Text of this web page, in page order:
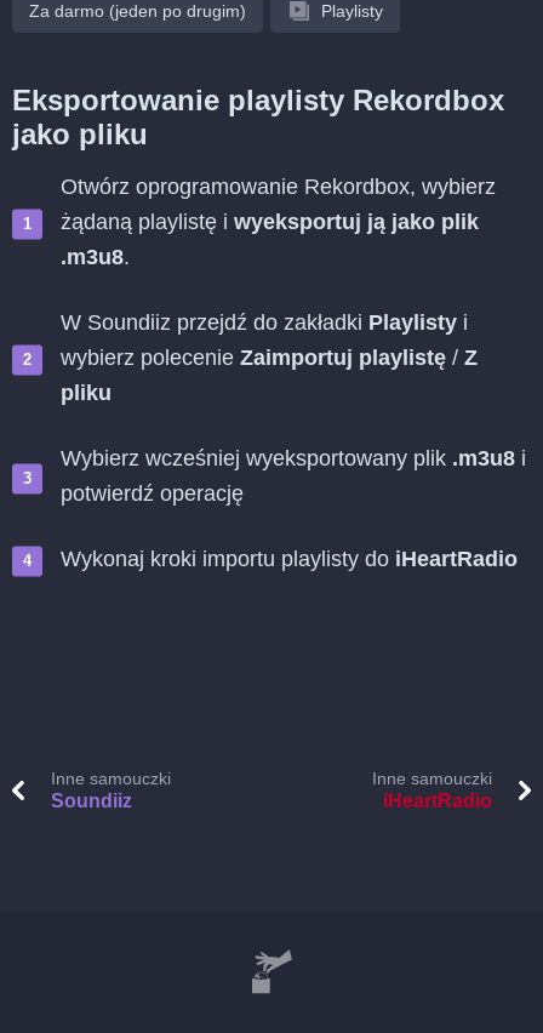
Za darmo (jeden po drugim) Playlisty
Eksportowanie playlisty Rekordbox
jako pliku
Otwórz oprogramowanie Rekordbox, wybierz
żądaną playlistę i wyeksportuj ją jako plik
.m3u8.
W Soundiiz przejdź do zakładki Playlisty i
wybierz polecenie Zaimportuj playlistę / Z
pliku
Wybierz wcześniej wyeksportowany plik .m3u8 i
potwierdź operację
Wykonaj kroki importu playlisty do iHeartRadio
Inne samouczki
Soundiiz
Inne samouczki
iHeartRadio